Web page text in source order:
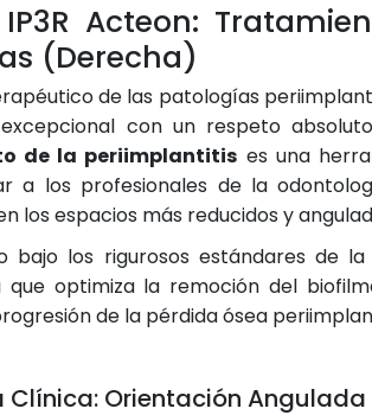
Acteon:
(Derecha)
de las patologías
con un respeto
de la periimplantitis es una
a los profesionales de la
los espacios más reducidos y
bajo los rigurosos estándares de
que optimiza la remoción del
de la pérdida ósea
Clínica: Orientación